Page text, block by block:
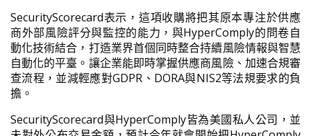
SecurityScorecard表示，這項收購將把其原本專注於供應
商外部風險評分與監控的能力，與HyperComply的問卷自
動化技術結合，打造業界首個同時整合持續風險情報與智慧
自動化的平臺。讓企業能即時掌握供應商風險、加速合規審
查流程，並減輕應對GDPR、DORA與NIS2等法規要求的負
擔。
SecurityScorecard與HyperComply皆為美國私人公司，並